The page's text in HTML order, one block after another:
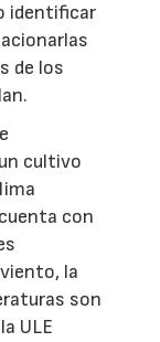
identificar
de los
cultivo
con
la
son
ULE